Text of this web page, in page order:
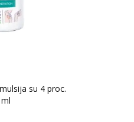
su 4 proc.